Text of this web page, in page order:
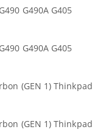
G490 G490A G405
G490 G490A G405
(GEN 1) Thinkpad
(GEN 1) Thinkpad